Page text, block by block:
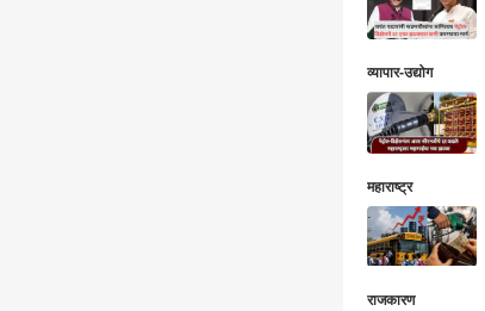
व्यापार-उद्योग
महाराष्ट्र
राजकारण